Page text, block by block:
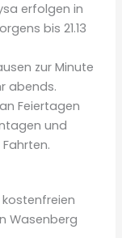
erfolgen in
bis 21.13
zur Minute
abends.
Feiertagen
und
Wasenberg